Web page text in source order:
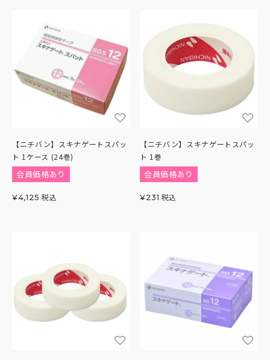
【ニチバン】スキナゲートスパッ
ト 1ケース (24巻)
会員価格あり
¥4,125 税込
【ニチバン】スキナゲートスパッ
ト 1巻
会員価格あり
¥231 税込